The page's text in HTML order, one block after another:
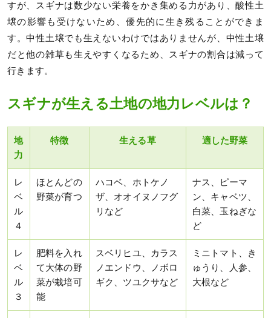
すが、スギナは数少ない栄養をかき集める力があり、酸性土
壌の影響も受けないため、優先的に生き残ることができま
す。中性土壌でも生えないわけではありませんが、中性土壌
だと他の雑草も生えやすくなるため、スギナの割合は減って
行きます。
スギナが生える土地の地力レベルは？
地
力
特徴 生える草 適した野菜
レ
ベ
ル
４
ほとんどの
野菜が育つ
ハコベ、ホトケノ
ザ、オオイヌノフグ
リなど
ナス、ピーマ
ン、キャベツ、
白菜、玉ねぎな
ど
レ
ベ
ル
３
肥料を入れ
て大体の野
菜が栽培可
能
スベリヒユ、カラス
ノエンドウ、ノボロ
ギク、ツユクサなど
ミニトマト、き
ゅうり、人参、
大根など